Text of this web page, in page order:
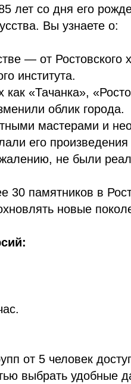
лет со дня его
Вы узнаете о:
— от Ростовского
института.
как «Тачанка»,
облик города.
мастерами и
его
не были
30 памятников в
новые
от 5 человек
выбрать удобные